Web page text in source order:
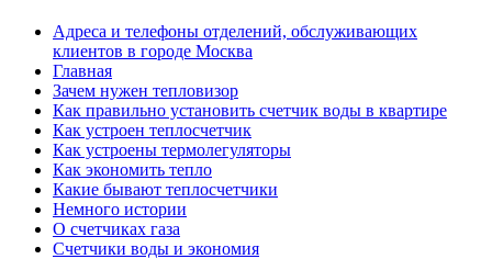
Адреса и телефоны отделений, обслуживающих
клиентов в городе Москва
Главная
Зачем нужен тепловизор
Как правильно установить счетчик воды в квартире
Как устроен теплосчетчик
Как устроены термолегуляторы
Как экономить тепло
Какие бывают теплосчетчики
Немного истории
О счетчиках газа
Счетчики воды и экономия